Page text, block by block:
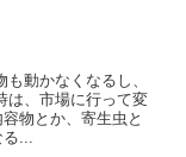
動かなくなるし、
は、市場に行って変
物とか、寄生虫と
...